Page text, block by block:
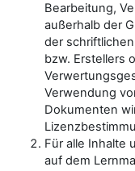
Bearbeitung,
außerhalb der
der
bzw. Erstellers
Verwendung
Dokumenten
Für alle Inhalte
auf dem